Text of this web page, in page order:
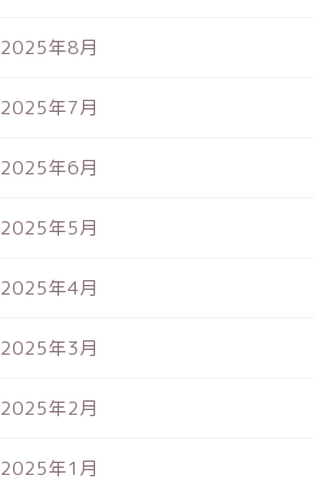
2025年8月
2025年7月
2025年6月
2025年5月
2025年4月
2025年3月
2025年2月
2025年1月